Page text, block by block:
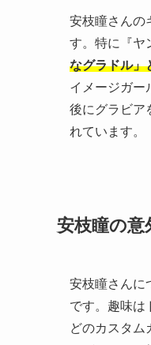
安枝瞳さんの
す。特に『ヤ
なグラドル」
イメージガー
後にグラビア
れています。
安枝瞳の意
安枝瞳さんに
です。趣味は
どのカスタム